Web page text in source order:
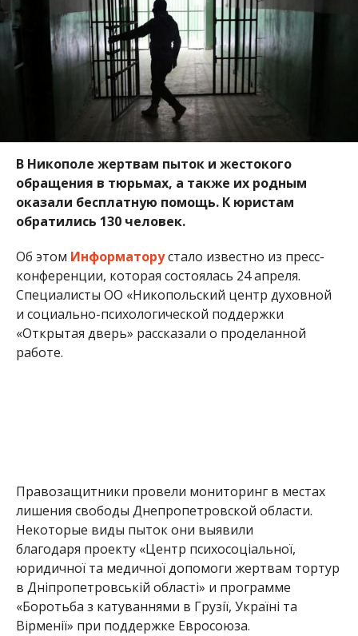
В Никополе жертвам пыток и жестокого
обращения в тюрьмах, а также их родным
оказали бесплатную помощь. К юристам
обратились 130 человек.
Об этом Информаторустало известно из пресс-
конференции, которая состоялась 24 апреля.
Специалисты ОО «Никопольский центр духовной
и социально-психологической поддержки
«Открытая дверь» рассказали о проделанной
работе.
Правозащитники провели мониторинг в местах
лишения свободы Днепропетровской области.
Некоторые виды пыток они выявили
благодаря проекту «Центр психосоціальної,
юридичної та медичної допомоги жертвам тортур
в Дніпропетровській області» и программе
«Боротьба з катуваннями в Грузії, Україні та
Вірменії» при поддержке Евросоюза.